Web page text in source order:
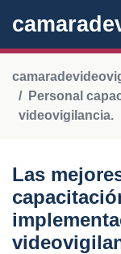
Personal
videovigilancia.
Las